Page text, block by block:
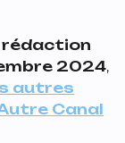
rédaction
2024,
autres
Canal